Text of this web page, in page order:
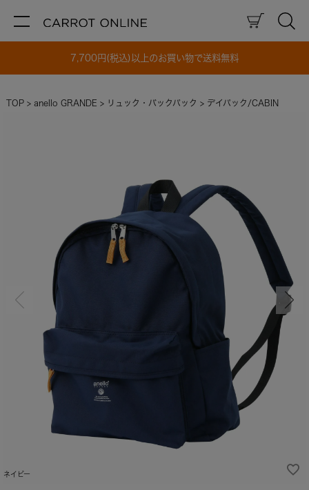
7,700円(税込)以上のお買い物で送料無料
TOP anello GRANDE リュック・バックパック デイパック/CABIN
ネイビー